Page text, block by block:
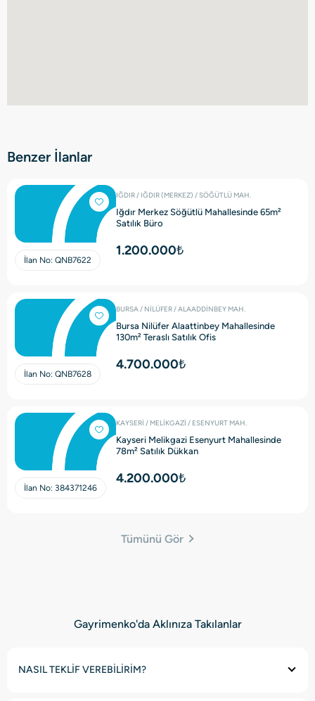
Benzer İlanlar
İlan No: QNB7622
IĞDIR / IĞDIR (MERKEZ) / SÖĞÜTLÜ MAH.
Iğdır Merkez Söğütlü Mahallesinde 65m²
Satılık Büro
1.200.000₺
İlan No: QNB7628
BURSA / NİLÜFER / ALAADDİNBEY MAH.
Bursa Nilüfer Alaattinbey Mahallesinde
130m² Teraslı Satılık Ofis
4.700.000₺
İlan No: 384371246
KAYSERİ / MELİKGAZİ / ESENYURT MAH.
Kayseri Melikgazi Esenyurt Mahallesinde
78m² Satılık Dükkan
4.200.000₺
Tümünü Gör
Gayrimenko'da Aklınıza Takılanlar
NASIL TEKLİF VEREBİLİRİM?